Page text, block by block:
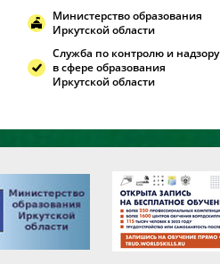
Министерство образования
Иркутской области
Служба по контролю и надзору
в сфере образования
Иркутской области